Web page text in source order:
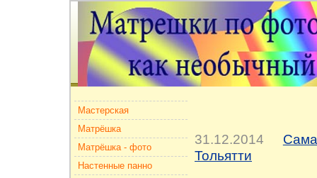
31.12.2014
Тольятти
Мастерская
Матрёшка
Матрёшка - фото
Настенные панно